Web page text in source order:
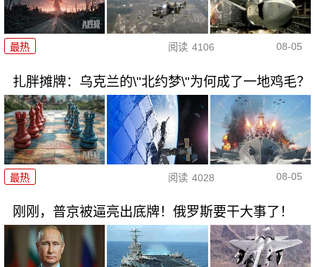
最热 阅读 4106 08-05
扎胖摊牌：乌克兰的\"北约梦\"为何成了一地鸡毛？
最热 阅读 4028 08-05
刚刚，普京被逼亮出底牌！俄罗斯要干大事了！